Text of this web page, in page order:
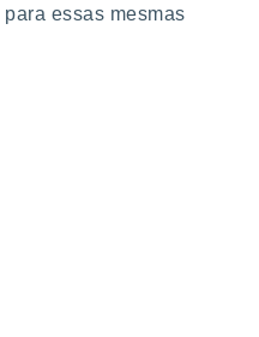
para essas mesmas